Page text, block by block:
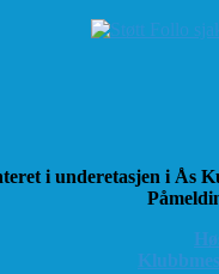
i underetasjen i Ås
K